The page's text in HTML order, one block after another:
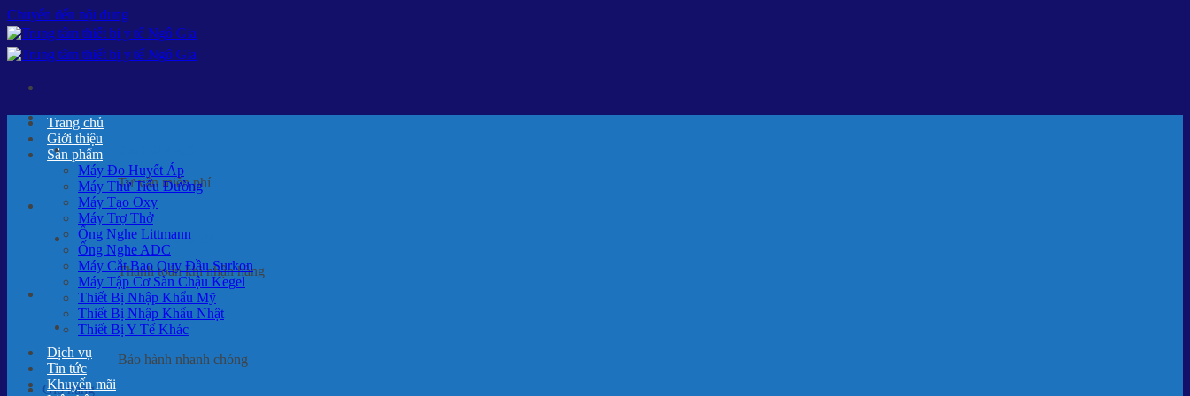
Chuyển đến nội dung
Tư vấn miễn phí
THANH TOÁN
Thanh toán khi nhận hàng
BẢO HÀNH
Bảo hành nhanh chóng
Giỏ hàng
Trang chủ
Giới thiệu
Sản phẩm
Máy Đo Huyết Áp
Máy Thử Tiểu Đường
Máy Tạo Oxy
Máy Trợ Thở
Ống Nghe Littmann
Ống Nghe ADC
Máy Cắt Bao Quy Đầu Surkon
Máy Tập Cơ Sàn Chậu Kegel
Thiết Bị Nhập Khẩu Mỹ
Thiết Bị Nhập Khẩu Nhật
Thiết Bị Y Tế Khác
Dịch vụ
Tin tức
Khuyến mãi